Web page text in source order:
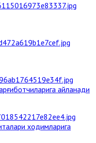
айланади
ходимларига